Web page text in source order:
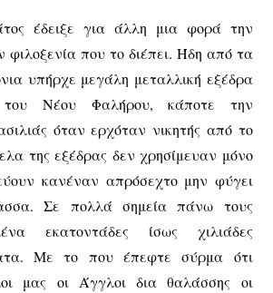
έδειξε για άλλη μια φορά την
φιλοξενία που το διέπει. Ήδη από τα
υπήρχε μεγάλη μεταλλική εξέδρα
Νέου Φαλήρου, κάποτε την
όταν ερχόταν νικητής από το
της εξέδρας δεν χρησίμευαν μόνο
κανέναν απρόσεχτο μην φύγει
Σε πολλά σημεία πάνω τους
εκατοντάδες ίσως χιλιάδες
Με το που έπεφτε σύρμα ότι
μας οι Άγγλοι δια θαλάσσης οι